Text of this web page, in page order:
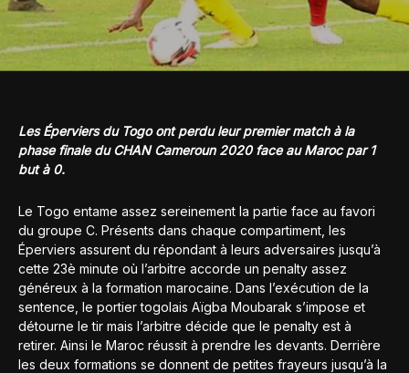
Les Éperviers du Togo ont perdu leur premier match à la
phase finale du CHAN Cameroun 2020 face au Maroc par 1
but à 0.
Le Togo entame assez sereinement la partie face au favori
du groupe C. Présents dans chaque compartiment, les
Éperviers assurent du répondant à leurs adversaires jusqu’à
cette 23è minute où l’arbitre accorde un penalty assez
généreux à la formation marocaine. Dans l’exécution de la
sentence, le portier togolais Aïgba Moubarak s’impose et
détourne le tir mais l’arbitre décide que le penalty est à
retirer. Ainsi le Maroc réussit à prendre les devants. Derrière
les deux formations se donnent de petites frayeurs jusqu’à la